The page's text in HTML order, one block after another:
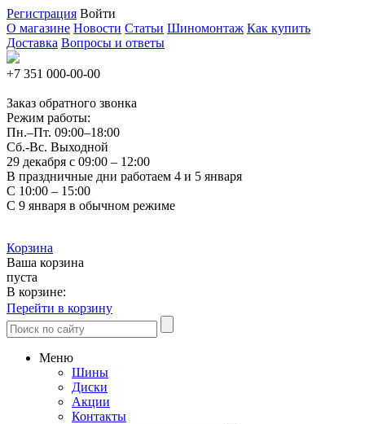
Регистрация Войти
О магазине Новости Статьи Шиномонтаж Как купить
Доставка Вопросы и ответы
+7 351 000-00-00
Заказ обратного звонка
Режим работы:
Пн.–Пт. 09:00–18:00
Сб.-Вс. Выходной
29 декабря с 09:00 – 12:00
В праздничные дни работаем 4 и 5 января
С 10:00 – 15:00
С 9 января в обычном режиме
Корзина
Ваша корзина
пуста
В корзине:
Перейти в корзину
Меню
Шины
Диски
Акции
Контакты